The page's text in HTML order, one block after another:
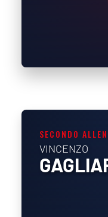
SECONDO
VINCENZO